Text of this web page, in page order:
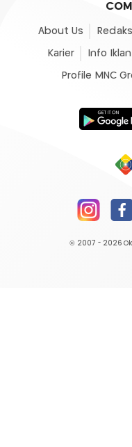
About Us
Karier Info Iklan
Profile MNC
© 2007 - 2026